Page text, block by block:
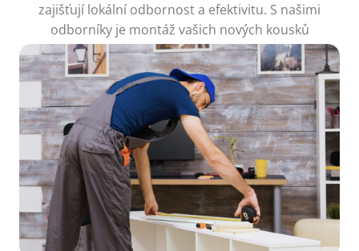
zajišťují lokální odbornost a efektivitu. S našimi
odborníky je montáž vašich nových kousků
bezproblémová a rychlá.